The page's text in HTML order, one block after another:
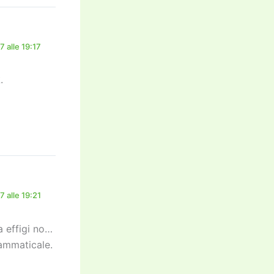
alle 19:17
alle 19:21
effigi no…